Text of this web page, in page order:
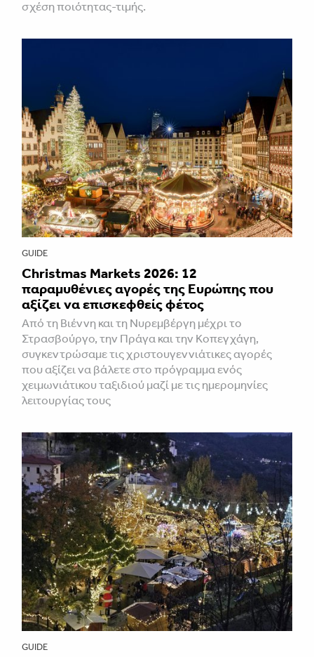
σχέση ποιότητας-τιμής.
GUIDE
Christmas Markets 2026: 12
παραμυθένιες αγορές της Ευρώπης που
αξίζει να επισκεφθείς φέτος
Από τη Βιέννη και τη Νυρεμβέργη μέχρι το
Στρασβούργο, την Πράγα και την Κοπεγχάγη,
συγκεντρώσαμε τις χριστουγεννιάτικες αγορές
που αξίζει να βάλετε στο πρόγραμμα ενός
χειμωνιάτικου ταξιδιού μαζί με τις ημερομηνίες
λειτουργίας τους
GUIDE